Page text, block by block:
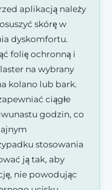
aplikacją należy
skórę w
dyskomfortu.
folię ochronną i
na wybrany
kolano lub bark.
ciągłe
godzin, co
stosowania
ją tak, aby
nie powodując